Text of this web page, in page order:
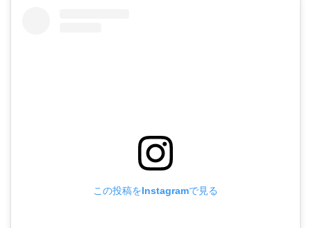
この投稿をInstagramで見る